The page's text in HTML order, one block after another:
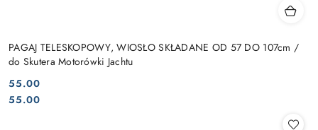
PAGAJ TELESKOPOWY, WIOSŁO SKŁADANE OD 57 DO 107cm /
do Skutera Motorówki Jachtu
Cena:
55.00
Cena:
55.00